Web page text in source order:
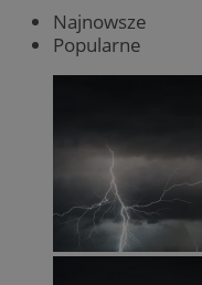
Najnowsze
Popularne